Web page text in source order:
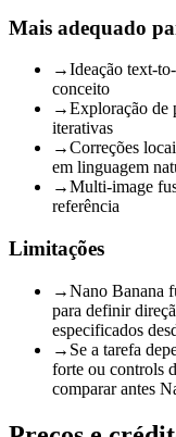
Mais adequado
→Ideação text-
conceito
→Exploração de
iterativas
→Correções
em linguagem
→Multi-image
referência
Limitações
→Nano Banana
para definir
especificados
→ Se a tarefa
forte ou controls
comparar antes